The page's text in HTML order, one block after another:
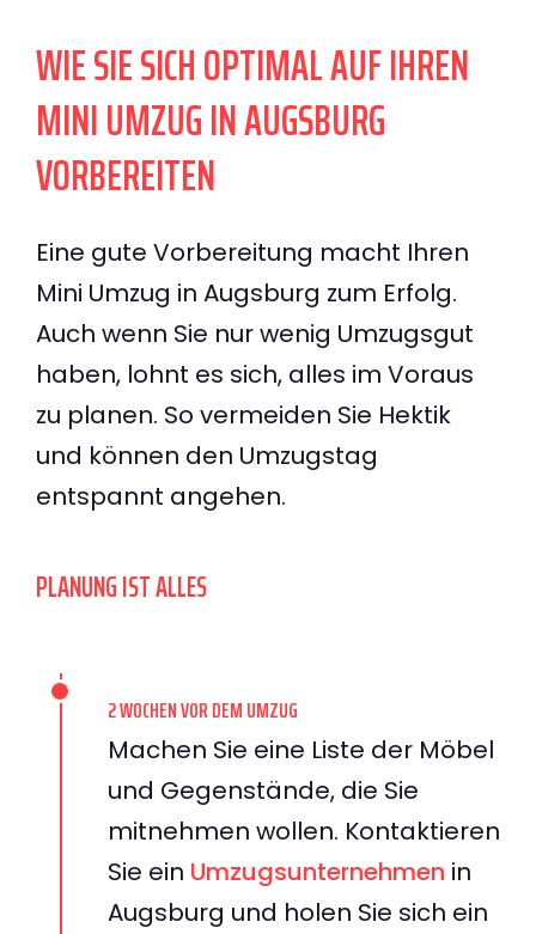
WIE SIE SICH OPTIMAL AUF IHREN
MINI UMZUG IN AUGSBURG
VORBEREITEN
Eine gute Vorbereitung macht Ihren
Mini Umzug in Augsburg zum Erfolg.
Auch wenn Sie nur wenig Umzugsgut
haben, lohnt es sich, alles im Voraus
zu planen. So vermeiden Sie Hektik
und können den Umzugstag
entspannt angehen.
PLANUNG IST ALLES
2 WOCHEN VOR DEM UMZUG
Machen Sie eine Liste der Möbel
und Gegenstände, die Sie
mitnehmen wollen. Kontaktieren
Sie ein Umzugsunternehmen in
Augsburg und holen Sie sich ein